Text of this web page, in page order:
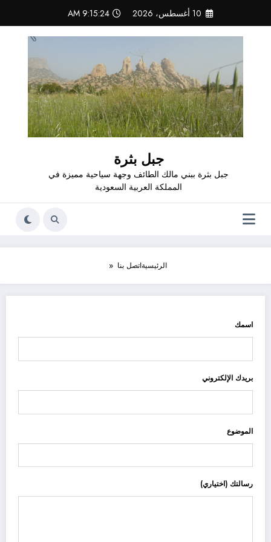
المحتوى
10 أغسطس، 2026 9:15:24 AM
جبل بثرة
جبل بثرة ببني مالك الطائف وجهة سياحية مميزة في
المملكة العربية السعودية
الرئيسيةاتصل بنا
اسمك
بريدك الإلكتروني
الموضوع
رسالتك (اختياري)